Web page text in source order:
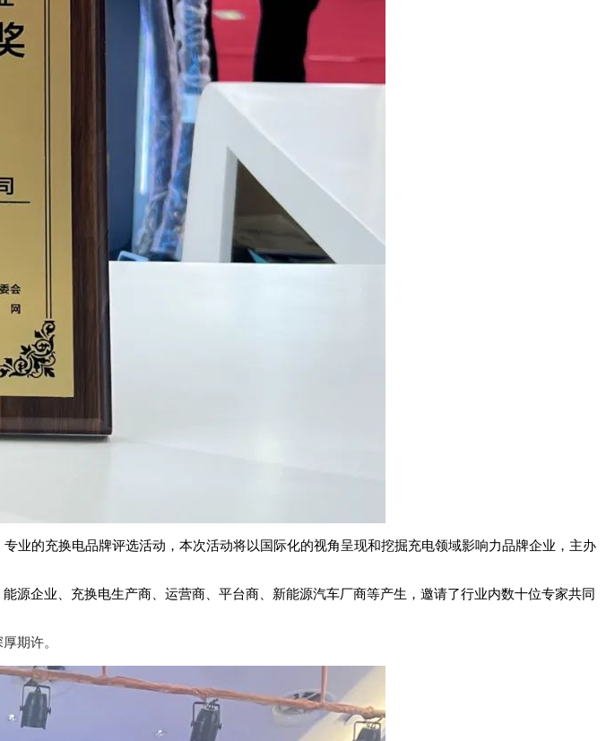
的充换电品牌评选活动，本次活动将以国际化的视角呈现和挖掘充电领域影响力品牌企业，主办
企业、充换电生产商、运营商、平台商、新能源汽车厂商等产生，邀请了行业内数十位专家共同
期许。